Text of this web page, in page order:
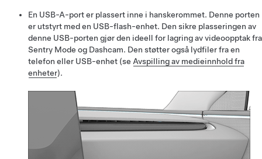
En USB-A-port er plassert inne i hanskerommet. Denne porten
er utstyrt med en USB-flash-enhet. Den sikre plasseringen av
denne USB-porten gjør den ideell for lagring av videoopptak fra
Sentry Mode og Dashcam. Den støtter også lydfiler fra en
telefon eller USB-enhet (se Avspilling av medieinnhold fra
enheter).